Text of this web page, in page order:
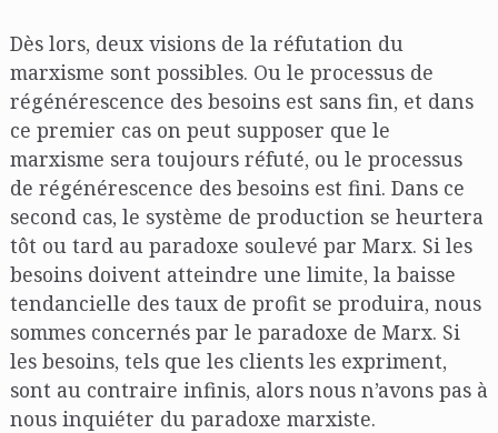
Dès lors, deux visions de la réfutation du
marxisme sont possibles. Ou le processus de
régénérescence des besoins est sans fin, et dans
ce premier cas on peut supposer que le
marxisme sera toujours réfuté, ou le processus
de régénérescence des besoins est fini. Dans ce
second cas, le système de production se heurtera
tôt ou tard au paradoxe soulevé par Marx. Si les
besoins doivent atteindre une limite, la baisse
tendancielle des taux de profit se produira, nous
sommes concernés par le paradoxe de Marx. Si
les besoins, tels que les clients les expriment,
sont au contraire infinis, alors nous n’avons pas à
nous inquiéter du paradoxe marxiste.